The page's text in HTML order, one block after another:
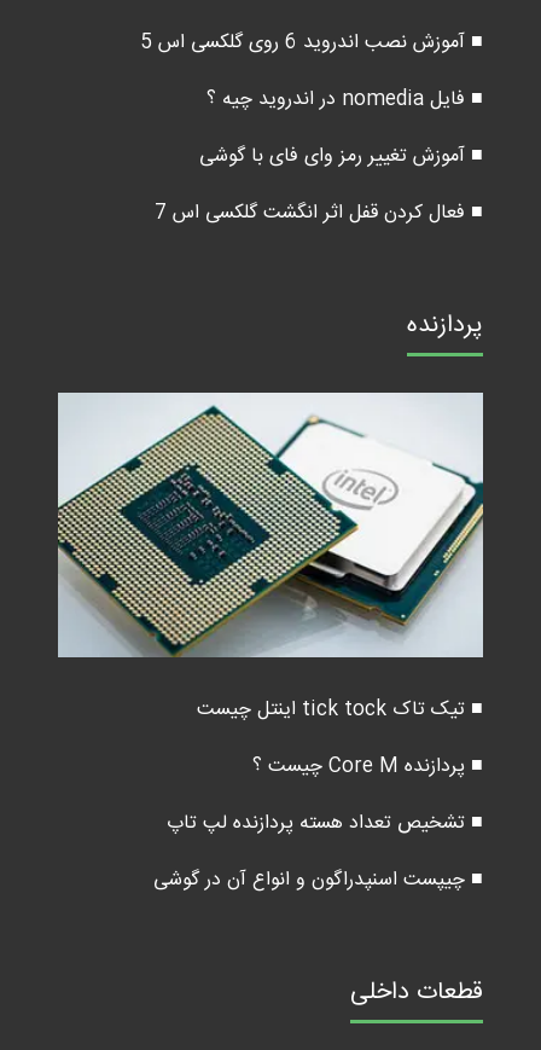
■ آموزش نصب اندروید 6 روی گلکسی اس 5
■ فایل nomedia در اندروید چیه ؟
■ آموزش تغییر رمز وای فای با گوشی
■ فعال کردن قفل اثر انگشت گلکسی اس 7
پردازنده
■ تیک تاک tick tock اینتل چیست
■ پردازنده Core M چیست ؟
■ تشخیص تعداد هسته پردازنده لپ تاپ
■ چیپست اسنپدراگون و انواع آن در گوشی
قطعات داخلی